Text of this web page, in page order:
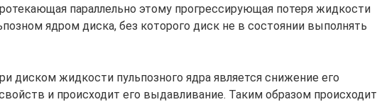
параллельно этому прогрессирующая потеря жидкости
ядром диска, без которого диск не в состоянии выполнять
диском жидкости пульпозного ядра является снижение его
и происходит его выдавливание. Таким образом происходит